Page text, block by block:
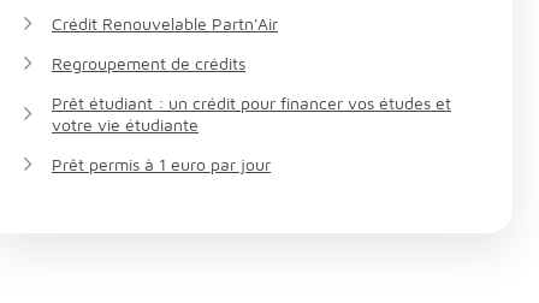
Crédit Renouvelable Partn'Air
Regroupement de crédits
Prêt étudiant : un crédit pour financer vos études et
votre vie étudiante
Prêt permis à 1 euro par jour